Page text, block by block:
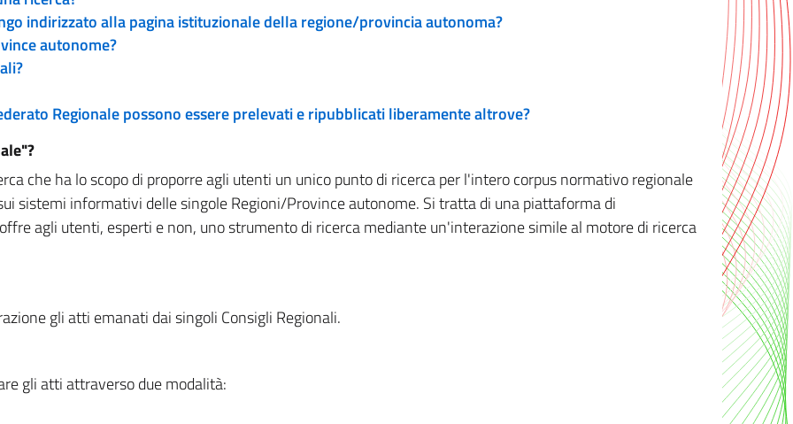
indirizzato alla pagina istituzionale della regione/provincia autonoma?
autonome?
Regionale possono essere prelevati e ripubblicati liberamente altrove?
che ha lo scopo di proporre agli utenti un unico punto di ricerca per l'intero corpus normativo regionale
sistemi informativi delle singole Regioni/Province autonome. Si tratta di una piattaforma di
agli utenti, esperti e non, uno strumento di ricerca mediante un'interazione simile al motore di ricerca
gli atti emanati dai singoli Consigli Regionali.
gli atti attraverso due modalità: